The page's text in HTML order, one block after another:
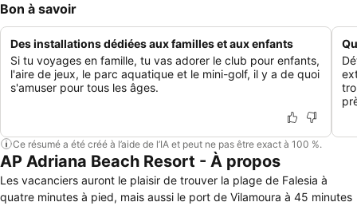
Bon à savoir
Des installations dédiées aux familles et aux enfants
Si tu voyages en famille, tu vas adorer le club pour enfants,
l'aire de jeux, le parc aquatique et le mini-golf, il y a de quoi
s'amuser pour tous les âges.
Ce résumé a été créé à l’aide de l’IA et peut ne pas être exact à 100 %.
AP Adriana Beach Resort - À propos
Les vacanciers auront le plaisir de trouver la plage de Falesia à
quatre minutes à pied, mais aussi le port de Vilamoura à 45 minutes